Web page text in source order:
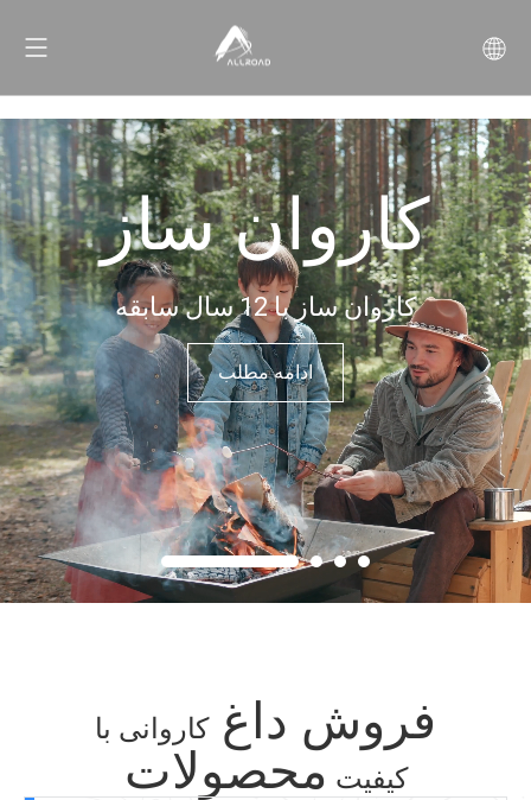
کاروان ساز
کاروان ساز با 12 سال سابقه
ادامه مطلب
فروش داغکاروانی با
کیفیت محصولات